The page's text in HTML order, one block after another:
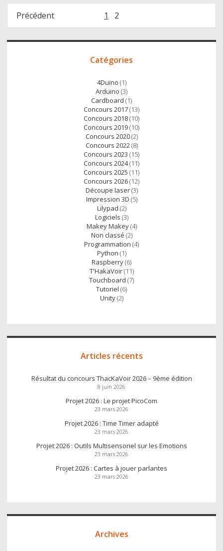
Navigation
des
articles
Précédent 1 2
Accès
Catégories
4Duino (1)
Arduino (3)
Cardboard (1)
Concours 2017(13)
Concours 2018(10)
Concours 2019(10)
Concours 2020(2)
Concours 2022 (8)
Concours 2023 (15)
Concours 2024(11)
Concours 2025 (11)
Concours 2026(12)
Découpe laser(3)
Impression 3D (5)
Lilypad (2)
Logiciels (3)
Makey Makey(4)
Non classé (2)
Programmation (4)
Python (1)
Raspberry(6)
T'HakaVoir(11)
Touchboard (7)
Tutoriel (6)
Unity(2)
Articles récents
Résultat du concours ThacKaVoir 2026 – 9ème édition
8 juin 2026
Projet 2026 : Le projet PicoCom
23 mars 2026
Projet 2026 : Time Timer adapté
23 mars 2026
Projet 2026 : Outils Multisensoriel sur les Emotions
23 mars 2026
Projet 2026 : Cartes à jouer parlantes
23 mars 2026
Archives